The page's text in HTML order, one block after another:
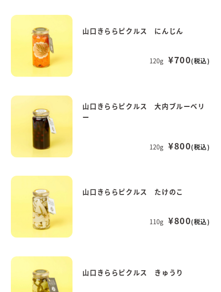
山口きららピクルス にんじん
120g ¥700(税込)
山口きららピクルス 大内ブルーベリ
ー
120g ¥800(税込)
山口きららピクルス たけのこ
110g ¥800(税込)
山口きららピクルス きゅうり